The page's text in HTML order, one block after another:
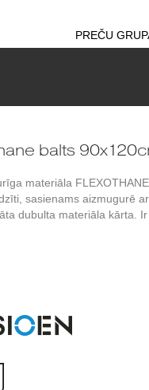
PREČU
balts
materiāla FLEXOTHANE
sasienams aizmugurē ar
dubulta materiāla kārta. Ir